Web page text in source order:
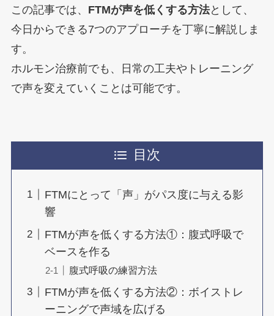
この記事では、 FTMが声を低くする方法として、
今日からできる7つのアプローチを丁寧に解説しま
す。
ホルモン治療前でも、日常の工夫やトレーニング
で声を変えていくことは可能です。
目次
FTMにとって「声」がパス度に与える影
響
FTMが声を低くする方法①：腹式呼吸で
ベースを作る
腹式呼吸の練習方法
FTMが声を低くする方法②：ボイストレ
ーニングで声域を広げる